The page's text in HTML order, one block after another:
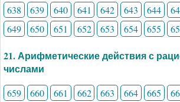
638 639 640 641 642 643 644
649
650 651 652 653 654 655
21. Арифметические действия с
числами
659 660 661 662 663 664 665